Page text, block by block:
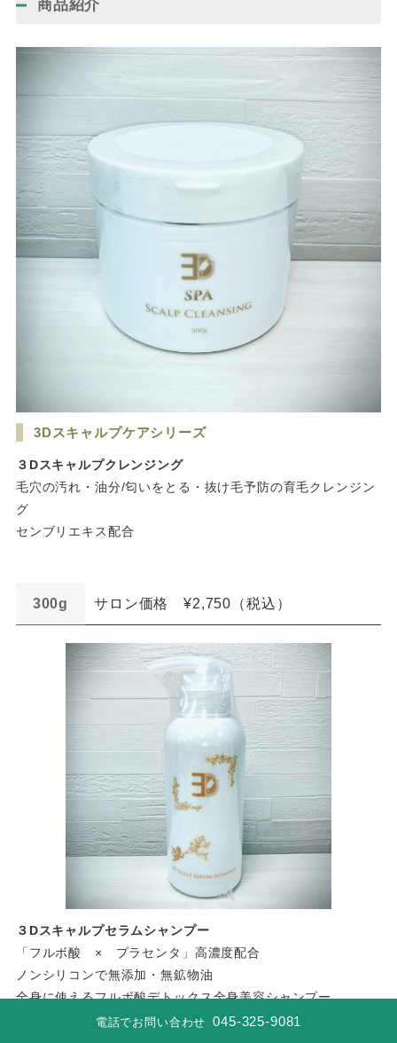
商品紹介
3Dスキャルプケアシリーズ
３Dスキャルプクレンジング
毛穴の汚れ・油分/匂いをとる・抜け毛予防の育毛クレンジン
グ
センブリエキス配合
300g サロン価格 ¥2,750（税込）
３Dスキャルプセラムシャンプー
「フルボ酸 × プラセンタ」高濃度配合
ノンシリコンで無添加・無鉱物油
全身に使えるフルボ酸デトックス全身美容シャンプー
電話でお問い合わせ 045-325-9081